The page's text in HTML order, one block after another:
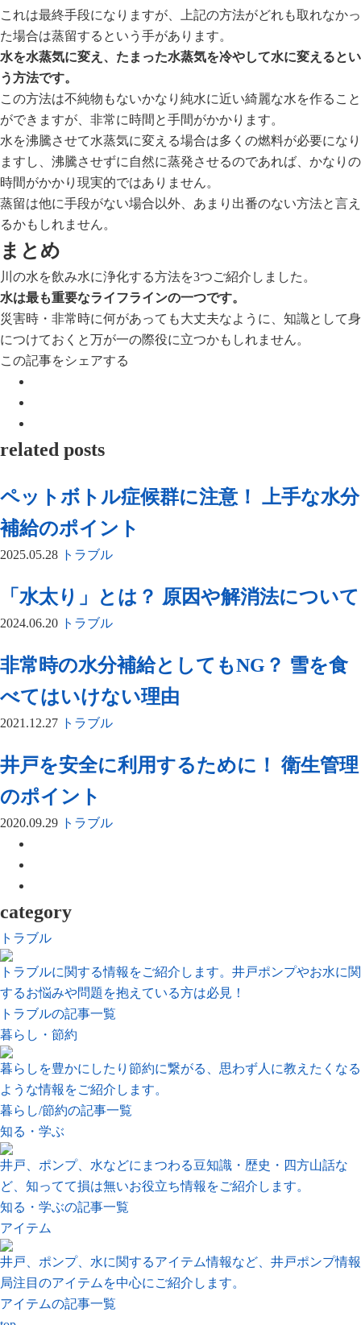
これは最終手段になりますが、上記の方法がどれも取れなかっ
た場合は蒸留するという手があります。
水を水蒸気に変え、たまった水蒸気を冷やして水に変えるとい
う方法です。
この方法は不純物もないかなり純水に近い綺麗な水を作ること
ができますが、非常に時間と手間がかかります。
水を沸騰させて水蒸気に変える場合は多くの燃料が必要になり
ますし、沸騰させずに自然に蒸発させるのであれば、かなりの
時間がかかり現実的ではありません。
蒸留は他に手段がない場合以外、あまり出番のない方法と言え
るかもしれません。
まとめ
川の水を飲み水に浄化する方法を3つご紹介しました。
水は最も重要なライフラインの一つです。
災害時・非常時に何があっても大丈夫なように、知識として身
につけておくと万が一の際役に立つかもしれません。
この記事をシェアする
related posts
ペットボトル症候群に注意！ 上手な水分
補給のポイント
2025.05.28 トラブル
「水太り」とは？ 原因や解消法について
2024.06.20 トラブル
非常時の水分補給としてもNG？ 雪を食
べてはいけない理由
2021.12.27 トラブル
井戸を安全に利用するために！ 衛生管理
のポイント
2020.09.29 トラブル
category
トラブル
トラブルに関する情報をご紹介します。井戸ポンプやお水に関
するお悩みや問題を抱えている方は必見！
トラブルの記事一覧
暮らし・節約
暮らしを豊かにしたり節約に繋がる、思わず人に教えたくなる
ような情報をご紹介します。
暮らし/節約の記事一覧
知る・学ぶ
井戸、ポンプ、水などにまつわる豆知識・歴史・四方山話な
ど、知ってて損は無いお役立ち情報をご紹介します。
知る・学ぶの記事一覧
アイテム
井戸、ポンプ、水に関するアイテム情報など、井戸ポンプ情報
局注目のアイテムを中心にご紹介します。
アイテムの記事一覧